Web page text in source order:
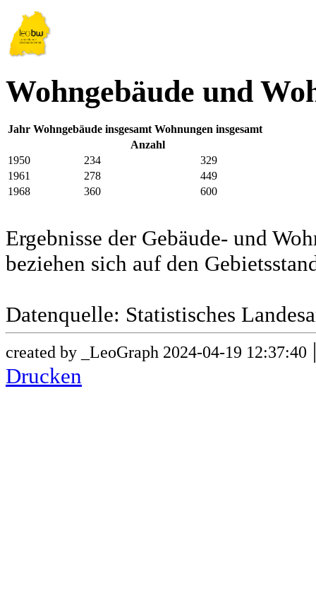
Wohngebäude und
Jahr Wohngebäude insgesamt Wohnungen insgesamt
Anzahl
1950
234
329
1961
278
449
1968
360 600
Ergebnisse der Gebäude- und
beziehen sich auf den
Datenquelle: Statistisches
created by _LeoGraph 2024-04-19 12:37:40
Drucken